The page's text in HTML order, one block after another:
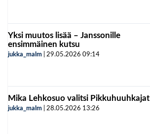
Yksi muutos lisää – Janssonille
ensimmäinen kutsu
jukka_malm 29.05.2026 09:14
Mika Lehkosuo valitsi Pikkuhuuhkajat
jukka_malm 28.05.2026 13:26